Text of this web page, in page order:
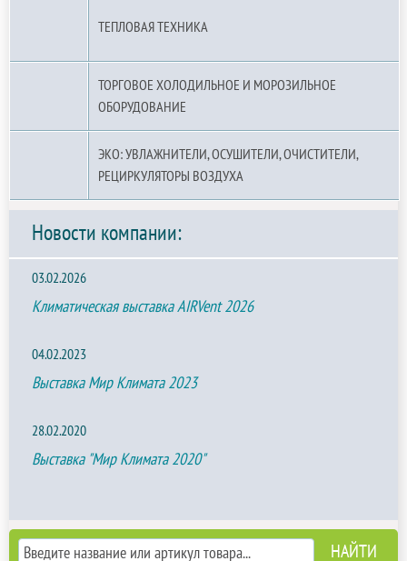
ТЕПЛОВАЯ ТЕХНИКА
ТОРГОВОЕ ХОЛОДИЛЬНОЕ И МОРОЗИЛЬНОЕ
ОБОРУДОВАНИЕ
ЭКО: УВЛАЖНИТЕЛИ, ОСУШИТЕЛИ, ОЧИСТИТЕЛИ,
РЕЦИРКУЛЯТОРЫ ВОЗДУХА
Новости компании:
03.02.2026
Климатическая выставка AIRVent 2026
04.02.2023
Выставка Мир Климата 2023
28.02.2020
Выставка "Мир Климата 2020"